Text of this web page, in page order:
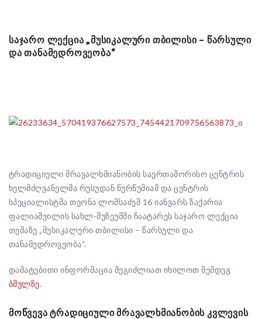
ᲡᲐᲯᲐᲠᲝ ᲚᲔᲥᲪᲘᲐ „ᲛᲣᲡᲘᲙᲐᲚᲣᲠᲘ ᲗᲑᲘᲚᲘᲡᲘ – ᲬᲐᲠᲡᲣᲚᲘ
ᲓᲐ ᲗᲐᲜᲐᲛᲔᲓᲠᲝᲕᲔᲝᲑᲐ“
ტრადიციული მრავალხმიანობის საერთაშორისო ცენტრის
ხელმძღვანელმა რუსუდან წურწუმიამ და ცენტრის
სპეციალისტმა თეონა ლომსაძემ 16 იანვარს ზაქარია
ფალიაშვილის სახლ-მუზეუმში ჩაატარეს საჯარო ლექცია
თემაზე „მუსიკალური თბილისი – წარსული და
თანამედროვეობა“.
დამატებითი ინფორმაცია შეგიძლიათ იხილოთ შემდეგ
ბმულზე.
ᲛᲝᲬᲕᲔᲕᲐ ᲢᲠᲐᲓᲘᲪᲘᲣᲚᲘ ᲛᲠᲐᲕᲐᲚᲮᲛᲘᲐᲜᲝᲑᲘᲡ ᲙᲕᲚᲔᲕᲘᲡ